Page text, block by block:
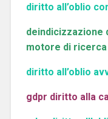
diritto all’oblio
deindicizzazione
motore di ricerca
diritto all’oblio
gdpr diritto alla